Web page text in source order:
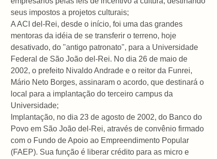
seus impostos a projetos culturais;
A ACI del-Rei, desde o início, foi uma das grandes
mentoras da idéia de se transferir o terreno, hoje
desativado, do "antigo patronato", para a Universidade
Federal de São João del-Rei. No dia 26 de maio de
2002, o prefeito Nivaldo Andrade e o reitor da Funrei,
Mário Neto Borges, assinaram o acordo, que destinará o
local para a implantação do terceiro campus da
Universidade;
Implantação, no dia 23 de agosto de 2002, do Banco do
Povo em São João del-Rei, através de convênio firmado
com o Fundo de Apoio ao Empreendimento Popular
(FAEP). Sua função é liberar crédito para as micro e